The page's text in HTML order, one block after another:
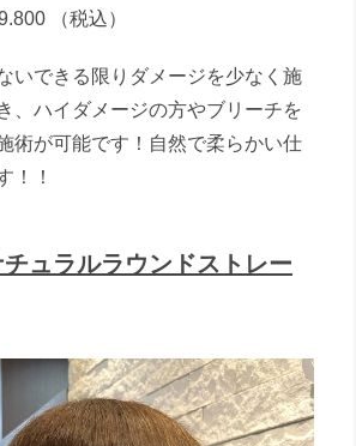
（税込）
いできる限りダメージを少なく施
、ハイダメージの方やブリーチを
術が可能です！自然で柔らかい仕
！！
チュラルラウンドストレー